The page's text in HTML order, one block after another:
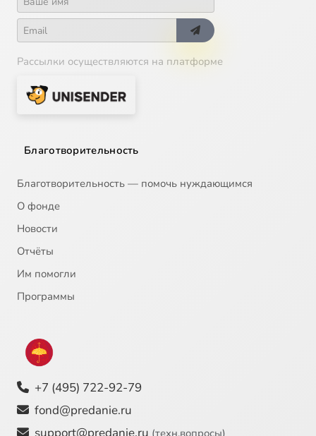
Рассылки осуществляются на платформе
Благотворительность
Благотворительность — помочь нуждающимся
О фонде
Новости
Отчёты
Им помогли
Программы
+7 (495) 722-92-79
fond@predanie.ru